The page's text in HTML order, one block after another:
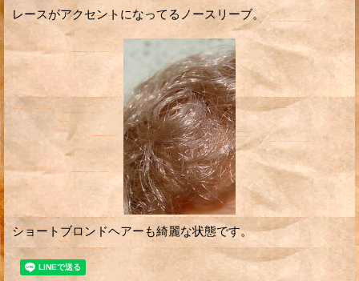
レースがアクセントになってるノースリーブ。
ショートブロンドヘアーも綺麗な状態です。